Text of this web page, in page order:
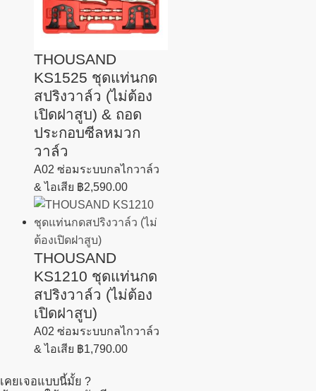
THOUSAND
KS1525 ชุดแท่นกด
สปริงวาล์ว (ไม่ต้อง
เปิดฝาสูบ) & ถอด
ประกอบซีลหมวก
วาล์ว
A02 ซ่อมระบบกลไกวาล์ว
& ไอเสีย ฿2,590.00
THOUSAND
KS1210 ชุดแท่นกด
สปริงวาล์ว (ไม่ต้อง
เปิดฝาสูบ)
A02 ซ่อมระบบกลไกวาล์ว
& ไอเสีย ฿1,790.00
เคยเจอแบบนี้มั้ย ?